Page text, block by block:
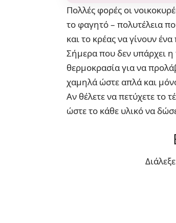
Πολλές φορές οι
το φαγητό – πολυτέλεια
και το κρέας να γίνουν ένα
Σήμερα που δεν υπάρχει
θερμοκρασία για να
χαμηλά ώστε απλά και
Αν θέλετε να πετύχετε το
ώστε το κάθε υλικό να